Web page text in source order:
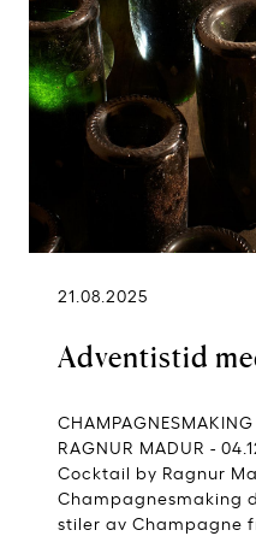
21.08.2025
Adventistid
RAGNUR MADUR -
Cocktail by Ragnur
Champagnesmaking
stiler av Champagne